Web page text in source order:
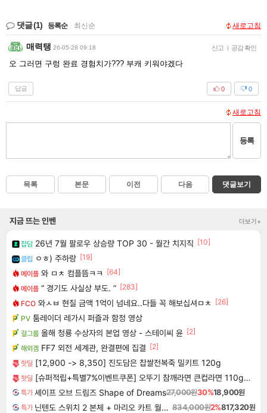
댓글(1) 등록순 최신순 새로고침
매력탱 26-05-28 09:18 신고 | 공감 확인
오 그러면 구렁 완료 경험치가??? 부캐 키워야겠다
답글 0
0
새로고침
등록
목록 본문 이전 다음 댓글보기
지금 뜨는 인벤 더보기+
잡담 26년 7월 팔로우 상승량 TOP 30 - 월간 치지직 [10]
클립 ㅇㅎ) 주하랑 [19]
메이플 와 ㅁㅊ 컴플뜸ㅋㅋ
[64]
메이플 “ 경기도 사실상 부도. ” [283]
FCO 와ㅅㅂ 현질 금액 1억이 넘네요..다들 꼭 해보십셔ㅁㅊ
[26]
PV 툼레이더 레가시 퍼즐과 함정 영상
걸그룹 올해 청룡 수상자의 본업 영상 - 스테이씨 윤 [2]
해외겜 FF7 외전 세계관, 완결편에 집결 [2]
핫딜 [12,900 -> 8,350] 진도담은 찹쌀전복죽 밀키트 120g
핫딜 [슈퍼적립+특별7%이벤트쿠폰] 오뚜기 참깨라면 큰컵라면 110g, 12개 [원산지:상세설명에 표시]
특가 셰이프 오브 드림즈 Shape of Dreams27,000원30%18,900원
특가 닌텐도 스위치 2 본체 + 마리오 카트 월드 + 포켓몬 포코피아 번들 834,000원2%817,320원